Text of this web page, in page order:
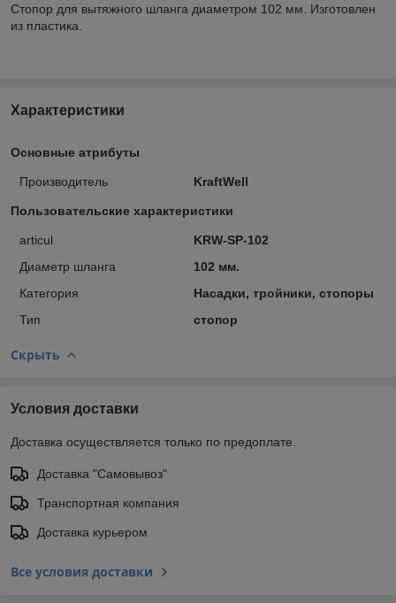
Стопор для вытяжного шланга диаметром 102 мм. Изготовлен
из пластика.
Характеристики
Основные атрибуты
Производитель KraftWell
Пользовательские характеристики
articul
KRW-SP-102
Диаметр шланга
102 мм.
Категория
Насадки, тройники, стопоры
Тип
стопор
Скрыть
Условия доставки
Доставка осуществляется только по предоплате.
Доставка "Самовывоз"
Транспортная компания
Доставка курьером
Все условия доставки